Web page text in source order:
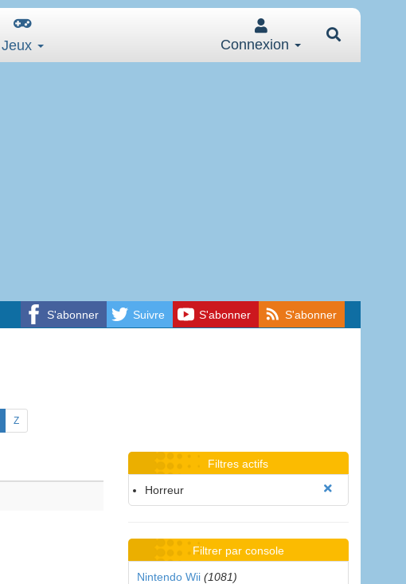
Jeux Connexion
S'abonner Suivre S'abonner S'abonner
Z
Filtres actifs
Horreur
Filtrer par console
Nintendo Wii (1081)